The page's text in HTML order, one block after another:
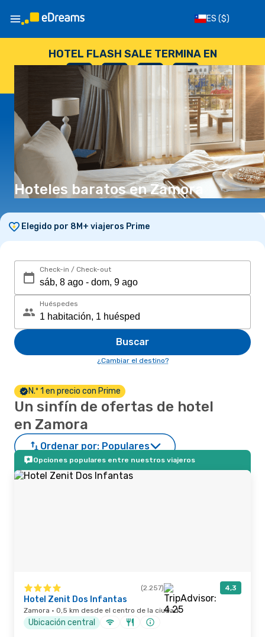
ES ($)
HOTEL FLASH SALE TERMINA EN
--
DÍAS
: --
HORAS
: --
SEGUNDOS
Hoteles baratos en Zamora
Elegido por 8M+ viajeros Prime
Check-in / Check-out
Huéspedes
Buscar
¿Cambiar el destino?
N.º 1 en precio con Prime
Un sinfín de ofertas de hotel
en Zamora
Ordenar por: Populares
Opciones populares entre nuestros viajeros
(2.257) 4,3
Hotel Zenit Dos Infantas
Zamora · 0,5 km desde el centro de la ciudad
Ubicación central